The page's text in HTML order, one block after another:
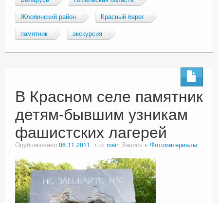
Жлобинский район
Красный берег
памятник
экскурсия
В Красном селе памятник
детям-бывшим узникам
фашистских лагерей
Опубликовано 06.11.2011 от main Запись в Фотоматериалы